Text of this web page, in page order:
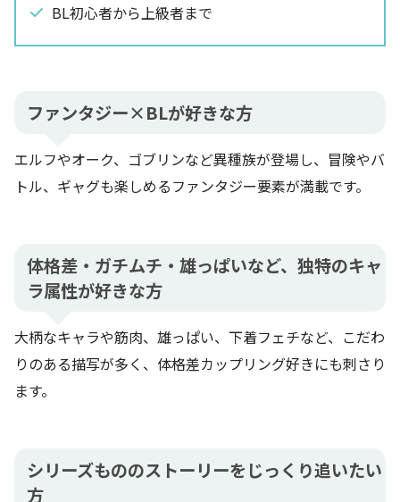
BL初心者から上級者まで
ファンタジー×BLが好きな方
エルフやオーク、ゴブリンなど異種族が登場し、冒険やバ
トル、ギャグも楽しめるファンタジー要素が満載です。
体格差・ガチムチ・雄っぱいなど、独特のキャ
ラ属性が好きな方
大柄なキャラや筋肉、雄っぱい、下着フェチなど、こだわ
りのある描写が多く、体格差カップリング好きにも刺さり
ます。
シリーズもののストーリーをじっくり追いたい
方